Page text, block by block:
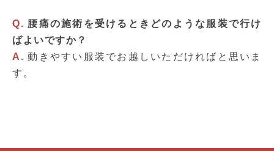
Q. 腰痛の施術を受けるときどのような服装で行け
ばよいですか？
A. 動きやすい服装でお越しいただければと思いま
す。